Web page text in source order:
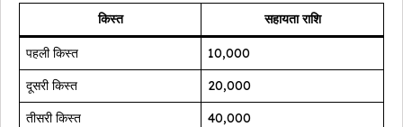
किस्त सहायता राशि
पहली किस्त
₹10,000
दूसरी किस्त
₹20,000
तीसरी किस्त
₹40,000